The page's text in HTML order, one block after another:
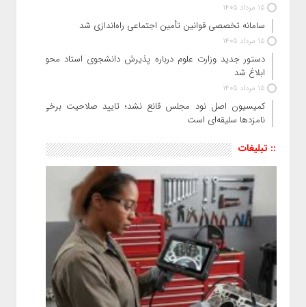
15 مرداد 1405
سامانه تخصصی قوانین تأمین اجتماعی راه‌اندازی شد
15 مرداد 1405
دستور جدید وزارت علوم درباره پذیرش دانشجوی استاد محور
ابلاغ شد
15 مرداد 1405
کمیسیون اصل نود مجلس قانع نشد؛ تایید صلاحیت برخی
نامزدها سلیقه‌ای است
:: تبلیغات